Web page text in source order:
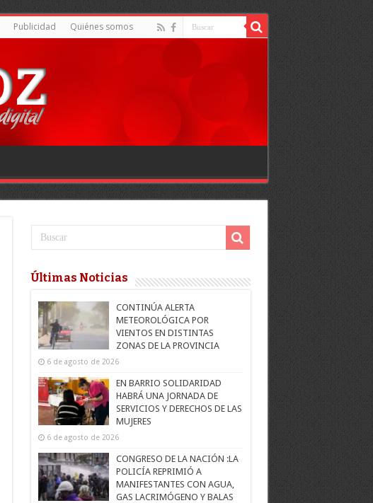
Publicidad Quiénes somos
Últimas Noticias
CONTINÚA ALERTA
METEOROLÓGICA POR
VIENTOS EN DISTINTAS
ZONAS DE LA PROVINCIA
6 de agosto de 2026
EN BARRIO SOLIDARIDAD
HABRÁ UNA JORNADA DE
SERVICIOS Y DERECHOS DE LAS
MUJERES
6 de agosto de 2026
CONGRESO DE LA NACIÓN :LA
POLICÍA REPRIMIÓ A
MANIFESTANTES CON AGUA,
GAS LACRIMÓGENO Y BALAS